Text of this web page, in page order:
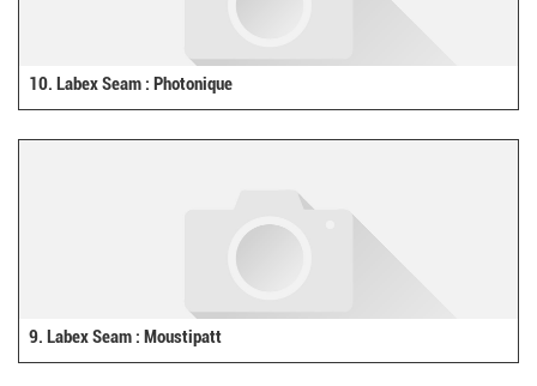
10. Labex Seam : Photonique
9. Labex Seam : Moustipatt